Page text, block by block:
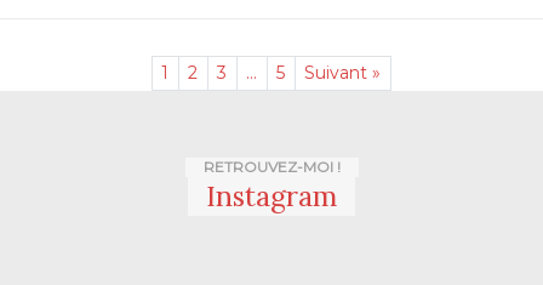
1 2 3 … 5 Suivant »
RETROUVEZ-MOI !
Instagram